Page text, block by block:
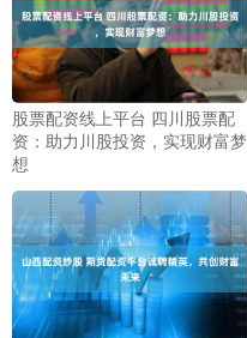
股票配资线上平台 四川股票配
资：助力川股投资，实现财富梦
想